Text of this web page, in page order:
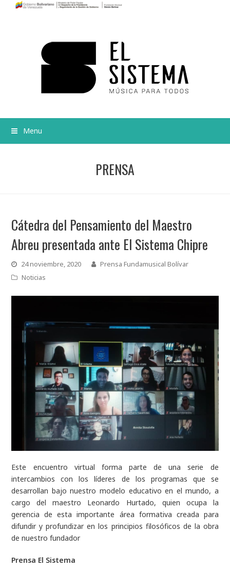
Menu
PRENSA
Cátedra del Pensamiento del Maestro
Abreu presentada ante El Sistema Chipre
24 noviembre, 2020
Prensa Fundamusical Bolívar
Noticias
Este encuentro virtual forma parte de una serie de
intercambios con los líderes de los programas que se
desarrollan bajo nuestro modelo educativo en el mundo, a
cargo del maestro Leonardo Hurtado, quien ocupa la
gerencia de esta importante área formativa creada para
difundir y profundizar en los principios filosóficos de la obra
de nuestro fundador
Prensa El Sistema